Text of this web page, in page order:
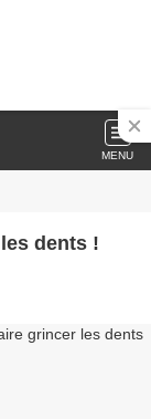
MENU
dents !